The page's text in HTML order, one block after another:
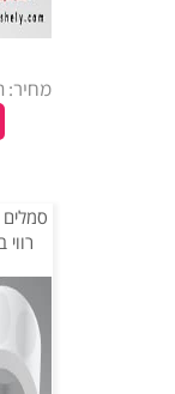
מחיר:
סמלים